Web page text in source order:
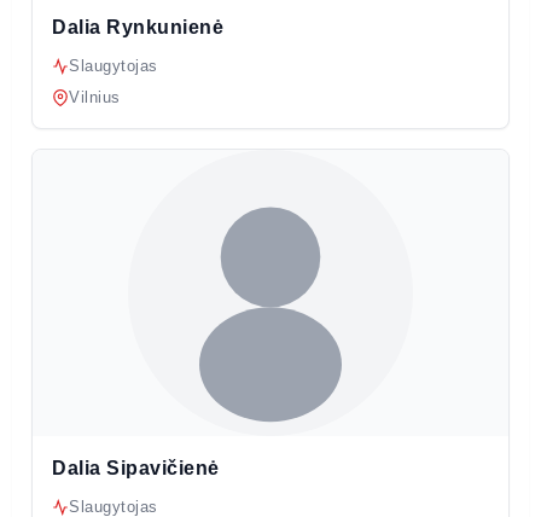
Dalia Rynkunienė
Slaugytojas
Vilnius
Dalia Sipavičienė
Slaugytojas